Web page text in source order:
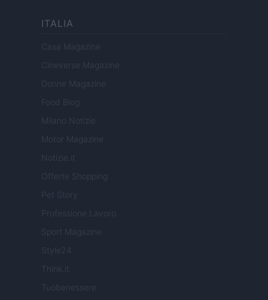
ITALIA
Casa Magazine
Cineverse Magazine
Donne Magazine
Food Blog
Milano Notizie
Motor Magazine
Notizie.it
Offerte Shopping
Pet Story
Professione Lavoro
Sport Magazine
Style24
Think.it
Tuobenessere